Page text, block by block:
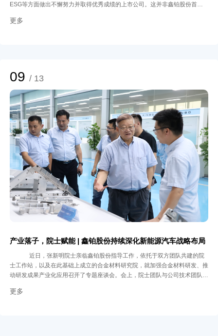
ESG等方面做出不懈努力并取得优秀成绩的上市公司。这并非鑫铂股份首次
获“优秀董事会奖”，此次再度入围，体现了鑫铂股份在公司治理领域的持续进
信息披露方面，公司严格遵守监管要求，同时建立了与投资者的重大事项沟通
机制。通过多元化平台与方式，鑫铂股份不断拓展投资者关系管理的深度与广
度，努力构建长期稳定的投资者信任关系。 随着我国资本市场改革持续深
化，上市公司治理质量已成为决定企业长期价值的关键因素。鑫铂股份将继续
强化治理体系建设，对内持续完善治理架构，坚持规范与创新并重；对外积极
构建透明、互信的投资者关系，努力为投资者创造长期稳定的回报，携手各方
共同推动中国上市公司治理水平向更高质量迈进。
更多
09 / 13
产业落子，院士赋能 | 鑫铂股份持续深化新能源汽车战略布局
近日，张新明院士亲临鑫铂股份指导工作，依托于双方团队共建的院
士工作站，以及在此基础上成立的合金材料研究院，就加强合金材料研发、推
动研发成果产业化应用召开了专题座谈会。会上，院士团队与公司技术团队就
议题进行了深入探讨，为鑫铂技术升级和创新方向提供战略性指导。 此前，
更多